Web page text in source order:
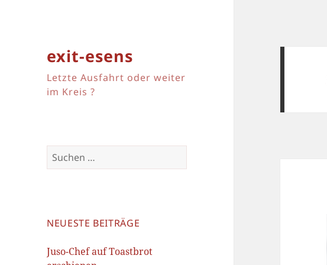
exit-esens
Letzte Ausfahrt oder weiter
im Kreis ?
Suchen
nach:
NEUESTE BEITRÄGE
Juso-Chef auf Toastbrot